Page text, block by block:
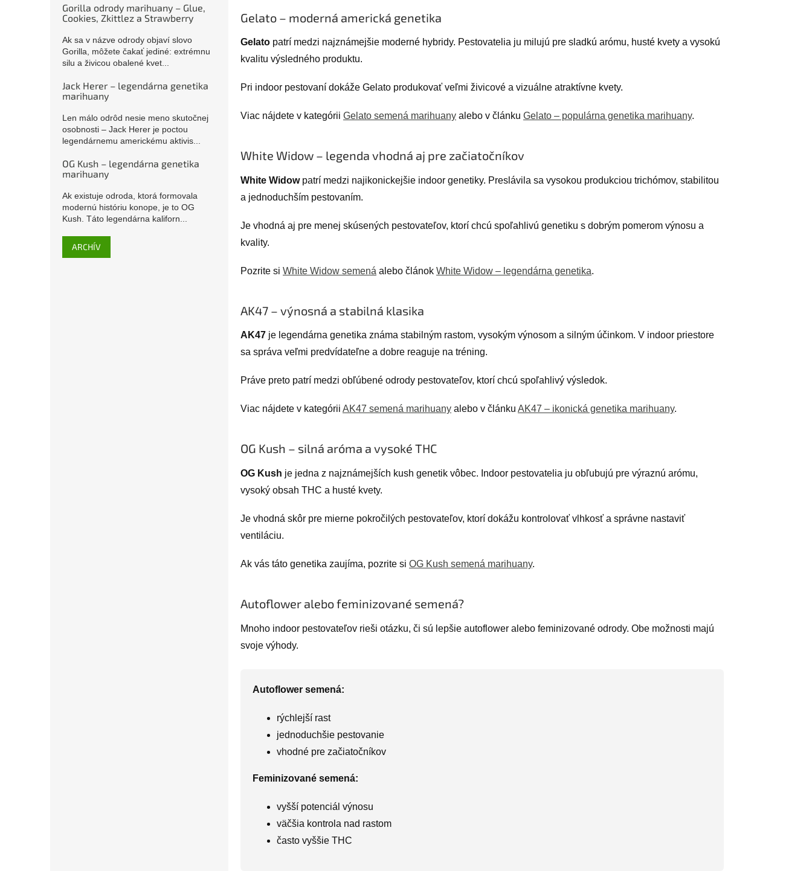
Gorilla odrody marihuany – Glue,
Cookies, Zkittlez a Strawberry
Ak sa v názve odrody objaví slovo
Gorilla, môžete čakať jediné: extrémnu
silu a živicou obalené kvet...
Jack Herer – legendárna genetika
marihuany
Len málo odrôd nesie meno skutočnej
osobnosti – Jack Herer je poctou
legendárnemu americkému aktivis...
OG Kush – legendárna genetika
marihuany
Ak existuje odroda, ktorá formovala
modernú históriu konope, je to OG
Kush. Táto legendárna kaliforn...
ARCHÍV
Gelato – moderná americká genetika
Gelato patrí medzi najznámejšie moderné hybridy. Pestovatelia ju milujú pre sladkú arómu, husté kvety a vysokú
kvalitu výsledného produktu.
Pri indoor pestovaní dokáže Gelato produkovať veľmi živicové a vizuálne atraktívne kvety.
Viac nájdete v kategórii Gelato semená marihuany alebo v článku Gelato – populárna genetika marihuany.
White Widow – legenda vhodná aj pre začiatočníkov
White Widowpatrí medzi najikonickejšie indoor genetiky. Preslávila sa vysokou produkciou trichómov, stabilitou
a jednoduchším pestovaním.
Je vhodná aj pre menej skúsených pestovateľov, ktorí chcú spoľahlivú genetiku s dobrým pomerom výnosu a
kvality.
Pozrite si White Widow semená alebo článok White Widow – legendárna genetika.
AK47 – výnosná a stabilná klasika
AK47 je legendárna genetika známa stabilným rastom, vysokým výnosom a silným účinkom. V indoor priestore
sa správa veľmi predvídateľne a dobre reaguje na tréning.
Práve preto patrí medzi obľúbené odrody pestovateľov, ktorí chcú spoľahlivý výsledok.
Viac nájdete v kategórii AK47 semená marihuany alebo v článku AK47 – ikonická genetika marihuany.
OG Kush – silná aróma a vysoké THC
OG Kush je jedna z najznámejších kush genetik vôbec. Indoor pestovatelia ju obľubujú pre výraznú arómu,
vysoký obsah THC a husté kvety.
Je vhodná skôr pre mierne pokročilých pestovateľov, ktorí dokážu kontrolovať vlhkosť a správne nastaviť
ventiláciu.
Ak vás táto genetika zaujíma, pozrite si OG Kush semená marihuany.
Autoflower alebo feminizované semená?
Mnoho indoor pestovateľov rieši otázku, či sú lepšie autoflower alebo feminizované odrody. Obe možnosti majú
svoje výhody.
Autoflower semená:
rýchlejší rast
jednoduchšie pestovanie
vhodné pre začiatočníkov
Feminizované semená:
vyšší potenciál výnosu
väčšia kontrola nad rastom
často vyššie THC